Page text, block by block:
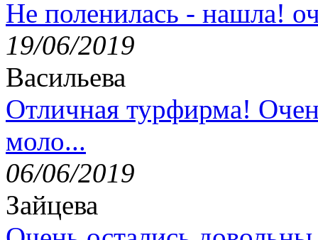
Не поленилась - нашла!
19/06/2019
Васильева
Отличная турфирма!
моло...
06/06/2019
Зайцева